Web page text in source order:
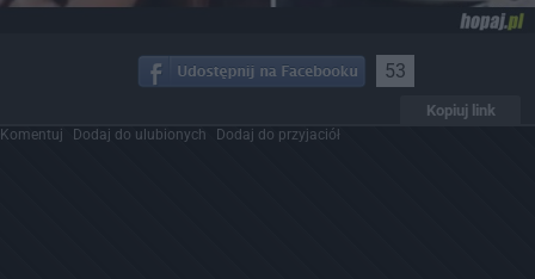
53
Kopiuj link
Komentuj Dodaj do ulubionych Dodaj do przyjaciół